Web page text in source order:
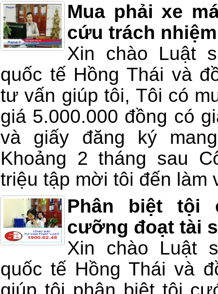
Mua phải xe
cứu trách
Xin chào Luật
quốc tế Hồng Thái và
tư vấn giúp tôi, Tôi có
giá 5.000.000 đồng có
và giấy đăng ký
Khoảng 2 tháng sau
triệu tập mời tôi đến làm
Phân biệt tội
cưỡng đoạt tài
Xin chào Luật
quốc tế Hồng Thái và
giúp tôi phân biệt tội